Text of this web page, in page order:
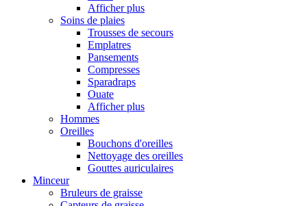
Afficher plus
Soins de plaies
Trousses de secours
Emplatres
Pansements
Compresses
Sparadraps
Ouate
Afficher plus
Hommes
Oreilles
Bouchons d'oreilles
Nettoyage des oreilles
Gouttes auriculaires
Minceur
Bruleurs de graisse